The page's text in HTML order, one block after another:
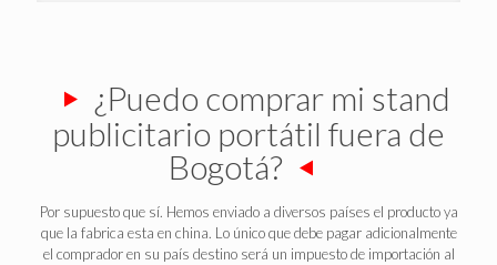
¿Puedo comprar mi stand
publicitario portátil fuera de
Bogotá?
Por supuesto que sí. Hemos enviado a diversos países el producto ya
que la fabrica esta en china. Lo único que debe pagar adicionalmente
el comprador en su país destino será un impuesto de importación al